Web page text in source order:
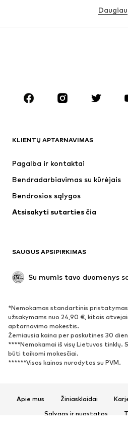
Aksesuarai
Naujienos
Marškinėliai ir palaidinės
Striukės
Apatiniai
Paltai
Proginiai
BATAI
Naujienos
Sportbačiai
Batai su kulniukais
Įsispiriami bateliai
Daugiau
KLIENTŲ APTARNAVIMAS
Pagalba ir kontaktai
Bendradarbiavimas su kūrėjais
Bendrosios sąlygos
Atsisakyti sutarties čia
SAUGUS APSIPIRKIMAS
Su mumis tavo duomenys
*Nemokamas standartinis
užsakymams nuo 24,90 €, kitais
aptarnavimo mokestis.
Žemiausia kaina per paskutines 30
****Nemokamai iš visų Lietuvos tinklų.
būti taikomi mokesčiai.
******Visos kainos nurodytos su PVM.
Apie mus Žiniasklaidai
Sąlygos ir nuostatos